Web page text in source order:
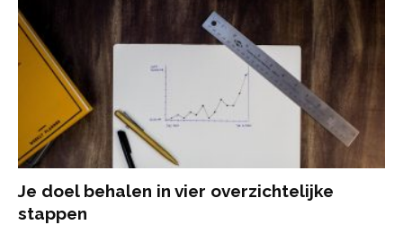
Je doel behalen in vier overzichtelijke
stappen